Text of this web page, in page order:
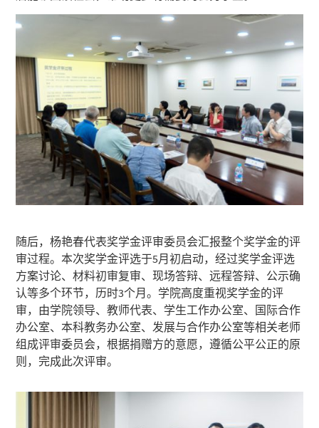
随后，杨艳春代表奖学金评审委员会汇报整个奖学金的评
审过程。本次奖学金评选于5月初启动，经过奖学金评选
方案讨论、材料初审复审、现场答辩、远程答辩、公示确
认等多个环节，历时3个月。学院高度重视奖学金的评
审，由学院领导、教师代表、学生工作办公室、国际合作
办公室、本科教务办公室、发展与合作办公室等相关老师
组成评审委员会，根据捐赠方的意愿，遵循公平公正的原
则，完成此次评审。